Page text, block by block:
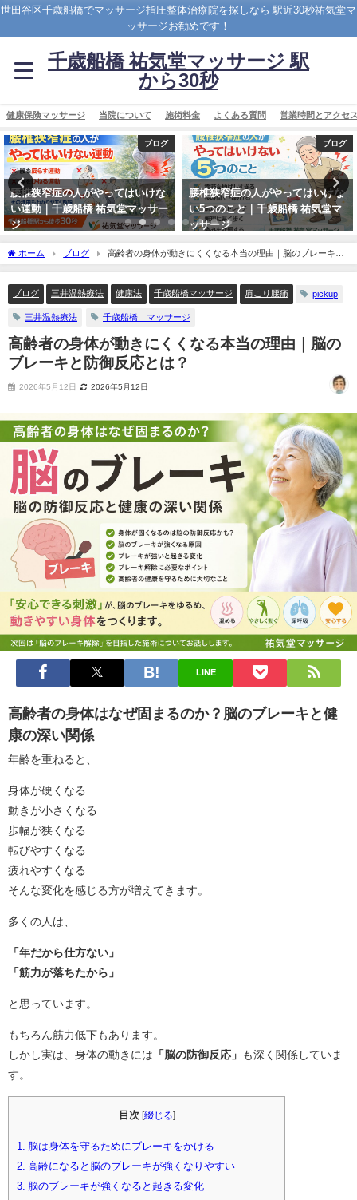
世田谷区千歳船橋でマッサージ指圧整体治療院を探しなら 駅近30秒祐気堂マ
ッサージお勧めです！
千歳船橋 祐気堂マッサージ 駅
から30秒
健康保険マッサージ 当院について 施術料金 よくある質問 営業時間とアクセ
ブログ
腰椎狭窄症の人がやってはいけな
い5つのこと｜千歳船橋 祐気堂マ
ッサージ
ブログ
みぞおちを柔らかくする方法｜横
隔膜セルフケアで自律神経と腰痛
を改善【千歳船橋】
ホーム ブログ
高齢者の身体が動きにくくなる本当の理由｜脳のブレーキと
防御反応とは？
ブログ 三井温熱療法 健康法 千歳船橋マッサージ 肩こり腰痛 pickup
三井温熱療法 千歳船橋 マッサージ
高齢者の身体が動きにくくなる本当の理由｜脳の
ブレーキと防御反応とは？
2026年5月12日 2026年5月12日
LINE
高齢者の身体はなぜ固まるのか？脳のブレーキと健
康の深い関係
年齢を重ねると、
身体が硬くなる
動きが小さくなる
歩幅が狭くなる
転びやすくなる
疲れやすくなる
そんな変化を感じる方が増えてきます。
多くの人は、
「年だから仕方ない」
「筋力が落ちたから」
と思っています。
もちろん筋力低下もあります。
しかし実は、身体の動きには 「脳の防御反応」
も深く関係していま
す。
目次 [綴じる]
1.
脳は身体を守るためにブレーキをかける
2.
高齢になると脳のブレーキが強くなりやすい
3.
脳のブレーキが強くなると起きる変化